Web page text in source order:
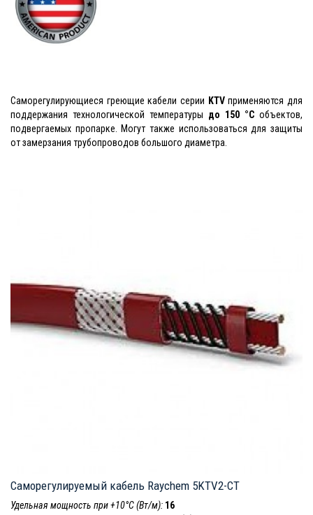
Саморегулирующиеся греющие кабели серии KTVприменяются для
поддержания технологической температуры до 150 °C объектов,
подвергаемых пропарке. Могут также использоваться для защиты
от замерзания трубопроводов большого диаметра.
Саморегулируемый кабель Raychem 5KTV2-CT
Удельная мощность при +10°С (Вт/м): 16